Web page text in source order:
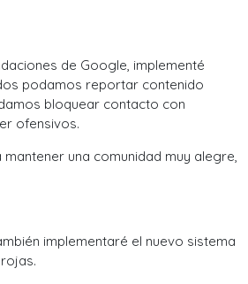
de Google, implementé
podamos reportar contenido
bloquear contacto con
ofensivos.
una comunidad muy alegre,
implementaré el nuevo sistema